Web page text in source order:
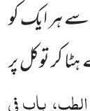
ہر ایک کو
کر توکل پر
باب فی